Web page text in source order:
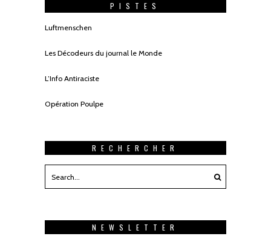
PISTES
Luftmenschen
Les Décodeurs du journal le Monde
L’Info Antiraciste
Opération Poulpe
RECHERCHER
NEWSLETTER